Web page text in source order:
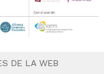
DE LA WEB